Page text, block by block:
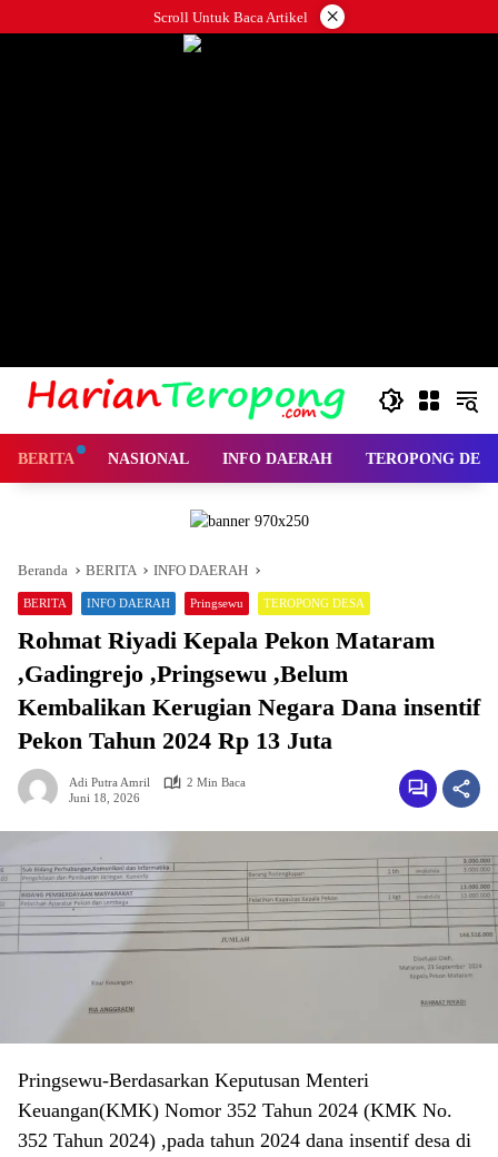
ke
Scroll Untuk Baca Artikel ×
BERITA NASIONAL INFO DAERAH TEROPONG
Beranda BERITA INFO DAERAH
BERITA INFO DAERAH Pringsewu TEROPONG DESA
Rohmat Riyadi Kepala Pekon Mataram
,Gadingrejo ,Pringsewu ,Belum
Kembalikan Kerugian Negara Dana insentif
Pekon Tahun 2024 Rp 13 Juta
Adi Putra Amril
2 Min Baca
Juni 18, 2026
Pringsewu-Berdasarkan Keputusan Menteri
Keuangan(KMK) Nomor 352 Tahun 2024 (KMK No.
352 Tahun 2024) ,pada tahun 2024 dana insentif desa di